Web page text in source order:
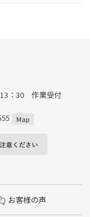
13：30 作業受付
Map
お客様の声